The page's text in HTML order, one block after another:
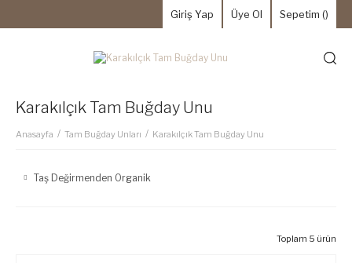
Giriş Yap Üye Ol Sepetim ()
Karakılçık Tam Buğday Unu
Anasayfa Tam Buğday Unları Karakılçık Tam Buğday Unu
Taş Değirmenden Organik
Toplam 5 ürün